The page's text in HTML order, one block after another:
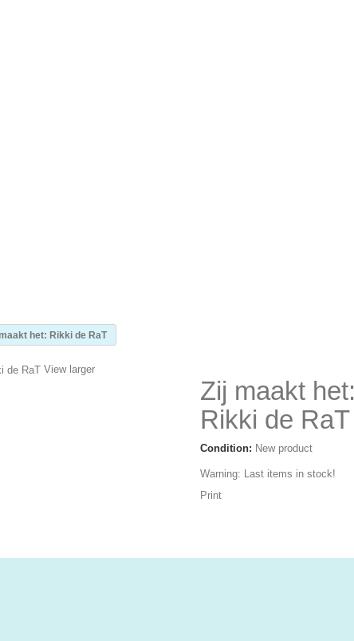
het: Rikki de RaT
View larger
Zij maakt het:
Rikki de RaT
Condition: New product
Warning: Last items in stock!
Print